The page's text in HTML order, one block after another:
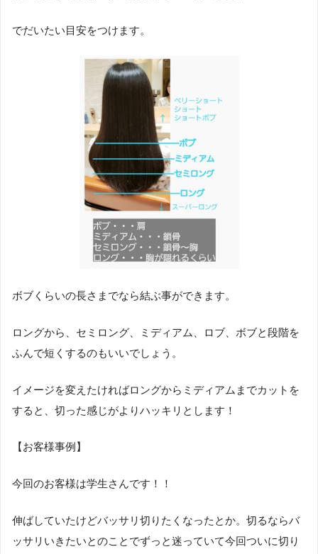
でだいたい目安をつけます。
ボブくらいの長さまでなら結ぶ事ができます。
ロングから、セミロング、ミディアム、ロブ、ボブと段階を
ふんで短くするのもいいでしょう。
イメージを変えたければロングからミディアムまでカットを
すると、切った感じがよりハッキリとします！
【お客様事例】
今回のお客様は学生さんです！！
伸ばしていたけどバッサリ切りたくなったとか。切るならバ
ッサリいきたいとのことでずっと迷っていて今回ついに切り